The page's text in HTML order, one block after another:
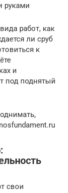
руками
работ, как
ли сруб
к
и
под поднятый
свои